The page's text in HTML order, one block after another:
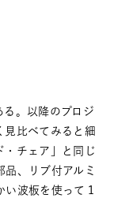
る。以降のプロジ
見比べてみると細
・チェア」と同じ
品、リブ付アルミ
波板を使って１